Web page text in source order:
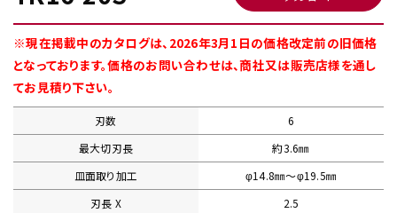
生産終了品
※現在掲載中のカタログは、2026年3月1日の価格改定前の旧価格
となっております。価格のお問い合わせは、商社又は販売店様を通し
てお見積り下さい。
刃数
6
最大切刃長
約3.6㎜
皿面取り加工
φ14.8㎜〜φ19.5㎜
刃長 X
2.5